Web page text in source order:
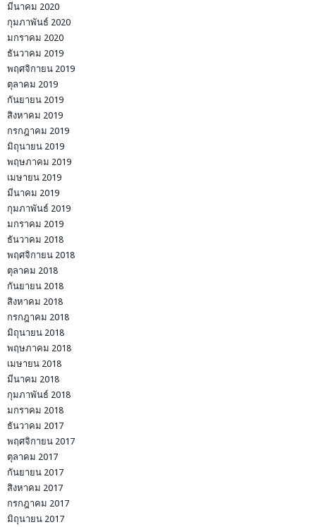
มีนาคม 2020
กุมภาพันธ์ 2020
มกราคม 2020
ธันวาคม 2019
พฤศจิกายน 2019
ตุลาคม 2019
กันยายน 2019
สิงหาคม 2019
กรกฎาคม 2019
มิถุนายน 2019
พฤษภาคม 2019
เมษายน 2019
มีนาคม 2019
กุมภาพันธ์ 2019
มกราคม 2019
ธันวาคม 2018
พฤศจิกายน 2018
ตุลาคม 2018
กันยายน 2018
สิงหาคม 2018
กรกฎาคม 2018
มิถุนายน 2018
พฤษภาคม 2018
เมษายน 2018
มีนาคม 2018
กุมภาพันธ์ 2018
มกราคม 2018
ธันวาคม 2017
พฤศจิกายน 2017
ตุลาคม 2017
กันยายน 2017
สิงหาคม 2017
กรกฎาคม 2017
มิถุนายน 2017